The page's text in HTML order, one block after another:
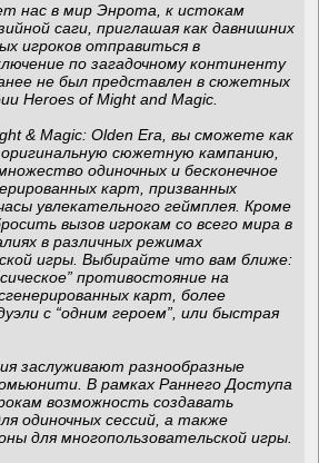
нас в мир Энрота, к истокам
саги, приглашая как давнишних
игроков отправиться в
по загадочному континенту
не был представлен в сюжетных
Heroes of Might and Magic.
& Magic: Olden Era, вы сможете как
сюжетную кампанию,
одиночных и бесконечное
карт, призванных
увлекательного геймплея. Кроме
вызов игрокам со всего мира в
в различных режимах
игры. Выбирайте что вам ближе:
противостояние на
карт, более
с “одним героем”, или быстрая
заслуживают разнообразные
В рамках Раннего Доступа
возможность создавать
одиночных сессий, а также
для многопользовательской игры.